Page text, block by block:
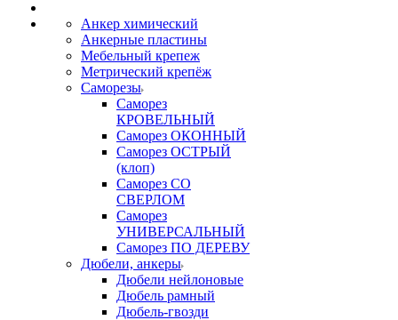
Анкер химический
Анкерные пластины
Мебельный крепеж
Метрический крепёж
Саморезы
Саморез
КРОВЕЛЬНЫЙ
Саморез ОКОННЫЙ
Саморез ОСТРЫЙ
(клоп)
Саморез СО
СВЕРЛОМ
Саморез
УНИВЕРСАЛЬНЫЙ
Саморез ПО ДЕРЕВУ
Дюбели, анкеры
Дюбели нейлоновые
Дюбель рамный
Дюбель-гвозди